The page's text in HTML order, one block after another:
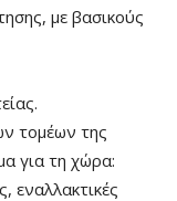
με βασικούς
τομέων της
για τη χώρα:
εναλλακτικές